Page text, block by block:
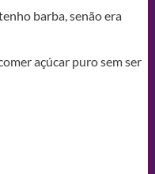
barba, senão era
açúcar puro sem ser